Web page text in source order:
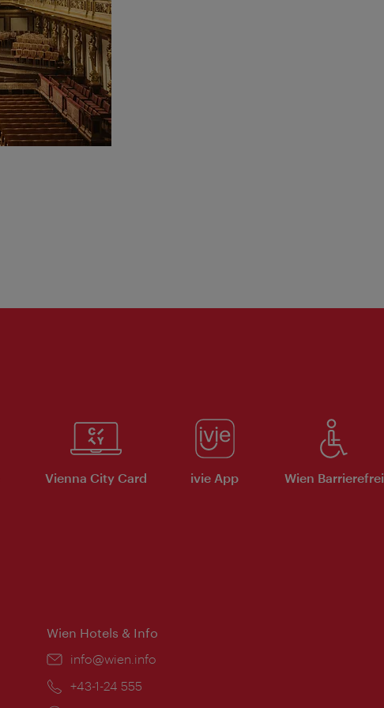
Vienna City Card ivie App Wien Barrierefrei
Wien Hotels & Info
Email:
info@wien.info
Telefon:
+43-1-24 555